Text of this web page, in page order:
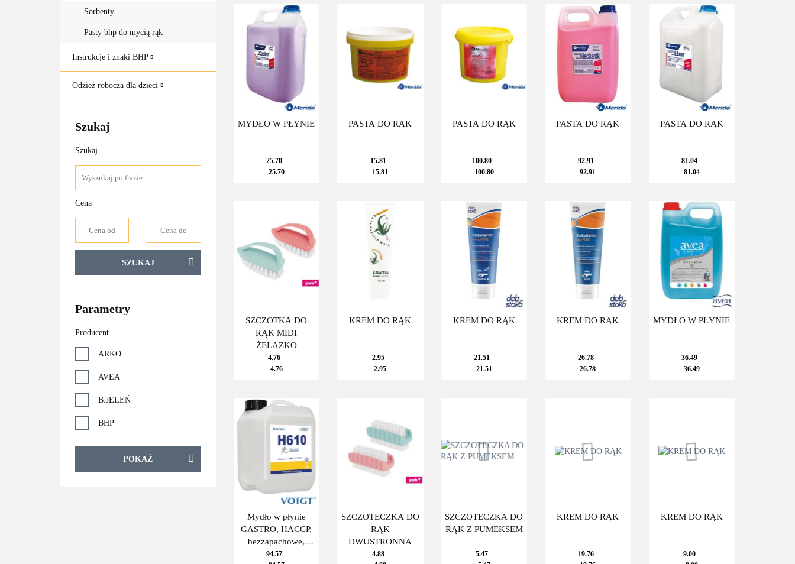
Sorbenty
Pasty bhp do mycią rąk
Instrukcje i znaki BHP
Odzież robocza dla dzieci
Szukaj
Szukaj
Cena
SZUKAJ
Parametry
Producent
ARKO
AVEA
B.JELEŃ
BHP
BLUE
POKAŻ
MYDŁO W PŁYNIE
25.70
25.70
PASTA DO RĄK
15.81
15.81
PASTA DO RĄK
100.80
100.80
PASTA DO RĄK
92.91
92.91
PASTA DO RĄK
81.04
81.04
SZCZOTKA DO
RĄK MIDI
ŻELAZKO
4.76
4.76
KREM DO RĄK
2.95
2.95
KREM DO RĄK
21.51
21.51
KREM DO RĄK
26.78
26.78
MYDŁO W PŁYNIE
36.49
36.49
Mydło w płynie
GASTRO, HACCP,
bezzapachowe,
bezbarwne, 5L
94.57
SZCZOTECZKA DO
RĄK
DWUSTRONNA
4.88
SZCZOTECZKA DO
RĄK Z PUMEKSEM
5.47
KREM DO RĄK
19.76
KREM DO RĄK
9.00